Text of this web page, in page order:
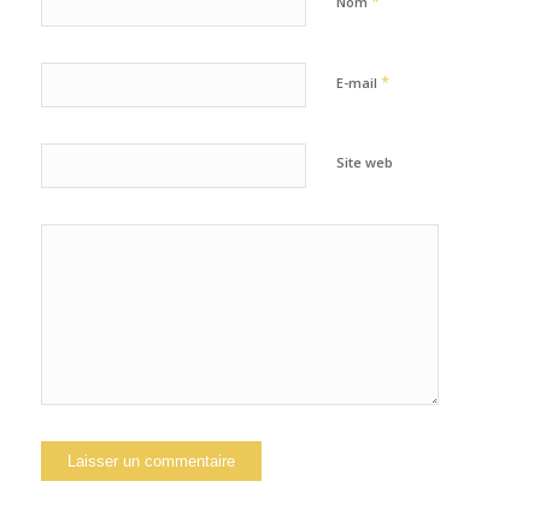
E-mail *
Site web